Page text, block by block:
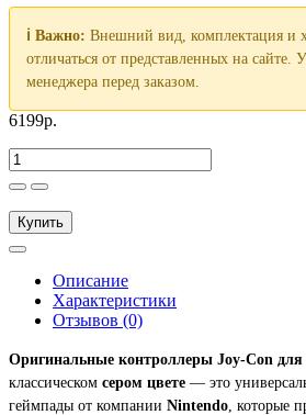
ℹ️ Важно: Внешний вид, комплектация и
отличаться от представленных на сайте.
менеджера перед заказом.
6199р.
Купить
Описание
Характеристики
Отзывов (0)
Оригинальные контроллеры Joy-Con
классическом сером цвете — это
геймпады от компании Nintendo , которые